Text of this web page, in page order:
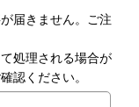
届きません。ご注
処理される場合が
認ください。